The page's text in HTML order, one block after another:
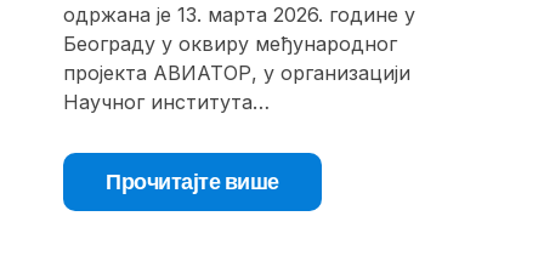
одржана је 13. марта 2026. године у
Београду у оквиру међународног
пројекта АВИАТОР, у организацији
Научног института…
Прочитајте више